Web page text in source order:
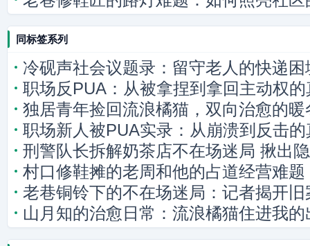
同标签系列
冷砚声社会议题录：留守老人的快递
职场反PUA：从被拿捏到拿回主动权
独居青年捡回流浪橘猫，双向治愈的暖
职场新人被PUA实录：从崩溃到反击
刑警队长拆解奶茶店不在场迷局 揪出
村口修鞋摊的老周和他的占道经营难题
老巷铜铃下的不在场迷局：记者揭开旧
山月知的治愈日常：流浪橘猫住进我的